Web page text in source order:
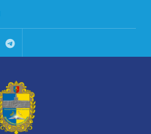
Talegram